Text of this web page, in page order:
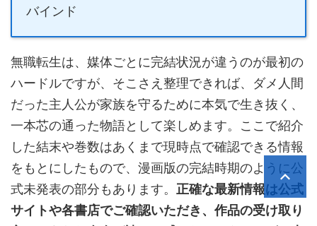
バインド
無職転生は、媒体ごとに完結状況が違うのが最初の
ハードルですが、そこさえ整理できれば、ダメ人間
だった主人公が家族を守るために本気で生き抜く、
一本芯の通った物語として楽しめます。ここで紹介
した結末や巻数はあくまで現時点で確認できる情報
をもとにしたもので、漫画版の完結時期のように公
式未発表の部分もあります。 正確な最新情報は公式
サイトや各書店でご確認いただき、作品の受け取り